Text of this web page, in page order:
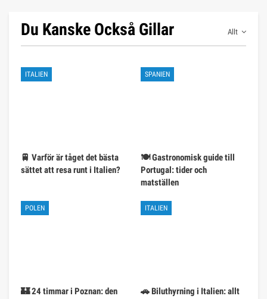
Allt
Du Kanske Också Gillar
ITALIEN
🚆 Varför är tåget det bästa
sättet att resa runt i Italien?
SPANIEN
🍽️ Gastronomisk guide till
Portugal: tider och
matställen
POLEN
🏰 24 timmar i Poznan: den
ITALIEN
🚗 Biluthyrning i Italien: allt